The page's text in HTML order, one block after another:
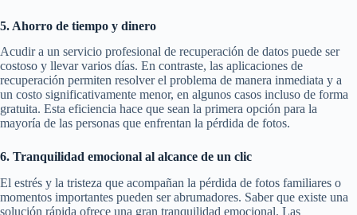
5. Ahorro de tiempo y dinero
Acudir a un servicio profesional de recuperación de datos puede ser
costoso y llevar varios días. En contraste, las aplicaciones de
recuperación permiten resolver el problema de manera inmediata y a
un costo significativamente menor, en algunos casos incluso de forma
gratuita. Esta eficiencia hace que sean la primera opción para la
mayoría de las personas que enfrentan la pérdida de fotos.
6. Tranquilidad emocional al alcance de un clic
El estrés y la tristeza que acompañan la pérdida de fotos familiares o
momentos importantes pueden ser abrumadores. Saber que existe una
solución rápida ofrece una gran tranquilidad emocional. Las